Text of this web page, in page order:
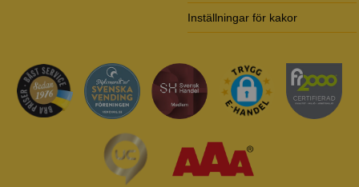
Inställningar för kakor